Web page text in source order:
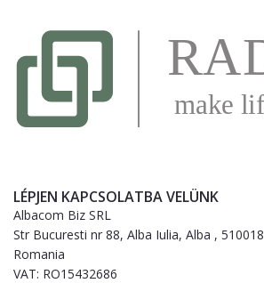
LÉPJEN KAPCSOLATBA VELÜNK
Albacom Biz SRL
Str Bucuresti nr 88, Alba Iulia, Alba , 510018
Romania
VAT: RO15432686